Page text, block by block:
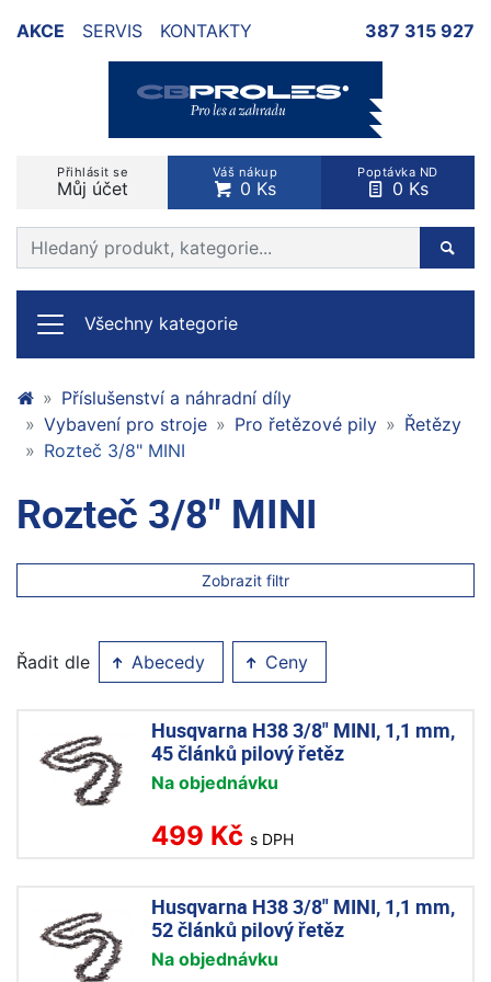
AKCE SERVIS KONTAKTY 387 315 927
Přihlásit se
Můj účet
Váš nákup
0 Ks
Poptávka ND
0 Ks
Prohledat web
Všechny kategorie
Příslušenství a náhradní díly
Vybavení pro stroje
Pro řetězové pily
Řetězy
Rozteč 3/8" MINI
Rozteč 3/8" MINI
Zobrazit filtr
Řadit dle Abecedy Ceny
Husqvarna H38 3/8" MINI, 1,1 mm,
45 článků pilový řetěz
Na objednávku
499 Kč s DPH
Husqvarna H38 3/8" MINI, 1,1 mm,
52 článků pilový řetěz
Na objednávku